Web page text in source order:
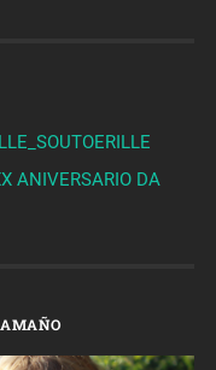
ANIVERSARIO DA